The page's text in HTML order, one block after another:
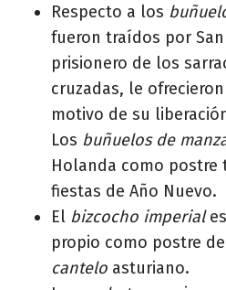
Respecto a los
fueron traídos por
prisionero de los
cruzadas, le
motivo de su
Los buñuelos de
Holanda como postre
fiestas de Año Nuevo.
El bizcocho imperial
propio como postre
cantelo asturiano.